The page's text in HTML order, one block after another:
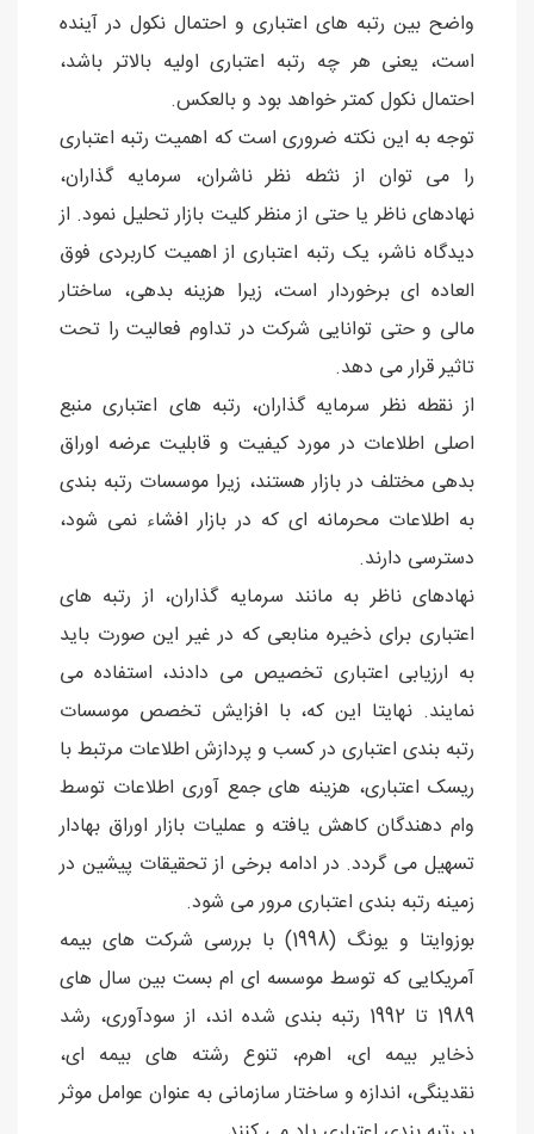
واضح بین رتبه های اعتباری و احتمال نکول در آینده
است، یعنی هر چه رتبه اعتباری اولیه بالاتر باشد،
احتمال نکول کمتر خواهد بود و بالعکس.
توجه به این نکته ضروری است که اهمیت رتبه اعتباری
را می توان از نثطه نظر ناشران، سرمایه گذاران،
نهادهای ناظر یا حتی از منظر کلیت بازار تحلیل نمود. از
دیدگاه ناشر، یک رتبه اعتباری از اهمیت کاربردی فوق
العاده ای برخوردار است، زیرا هزینه بدهی، ساختار
مالی و حتی توانایی شرکت در تداوم فعالیت را تحت
تاثیر قرار می دهد.
از نقطه نظر سرمایه گذاران، رتبه های اعتباری منبع
اصلی اطلاعات در مورد کیفیت و قابلیت عرضه اوراق
بدهی مختلف در بازار هستند، زیرا موسسات رتبه بندی
به اطلاعات محرمانه ای که در بازار افشاء نمی شود،
دسترسی دارند.
نهادهای ناظر به مانند سرمایه گذاران، از رتبه های
اعتباری برای ذخیره منابعی که در غیر این صورت باید
به ارزیابی اعتباری تخصیص می دادند، استفاده می
نمایند. نهایتا این که، با افزایش تخصص موسسات
رتبه بندی اعتباری در کسب و پردازش اطلاعات مرتبط با
ریسک اعتباری، هزینه های جمع آوری اطلاعات توسط
وام دهندگان کاهش یافته و عملیات بازار اوراق بهادار
تسهیل می گردد. در ادامه برخی از تحقیقات پیشین در
زمینه رتبه بندی اعتباری مرور می شود.
بوزوایتا و یونگ (1998) با بررسی شرکت های بیمه
آمریکایی که توسط موسسه ای ام بست بین سال های
1989 تا 1992 رتبه بندی شده اند، از سودآوری، رشد
ذخایر بیمه ای، اهرم، تنوع رشته های بیمه ای،
نقدینگی، اندازه و ساختار سازمانی به عنوان عوامل موثر